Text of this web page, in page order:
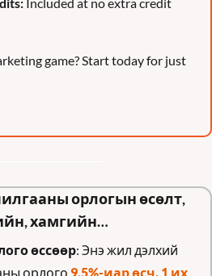
game? Start today for just
орлогын өсөлт,
хамгийн…
өссөөр: Энэ жил дэлхий
орлого 9.5%-иар өсч, 1 их